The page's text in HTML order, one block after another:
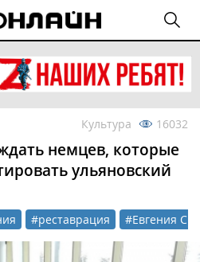
Культура 16032
немцев, которые
ульяновский
#реставрация #Евгения